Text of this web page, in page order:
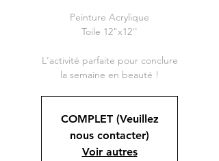
Peinture Acrylique
Toile 12"x12''
L'activité parfaite pour conclure
COMPLET (Veuillez
nous contacter)
Voir autres